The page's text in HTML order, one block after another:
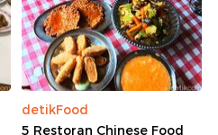
detikFood
5 Restoran Chinese Food